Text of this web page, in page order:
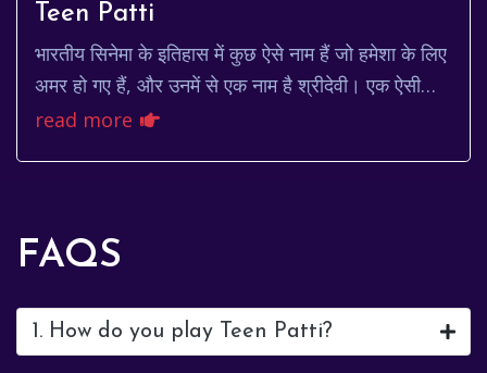
Teen Patti
भारतीय सिनेमा के इतिहास में कुछ ऐसे नाम हैं जो हमेशा के लिए
अमर हो गए हैं, और उनमें से एक नाम है श्रीदेवी। एक ऐसी
अदाकारा जिन्होंने अपनी प्रतिभा, खूबस...
read more
FAQS
1. How do you play Teen Patti?